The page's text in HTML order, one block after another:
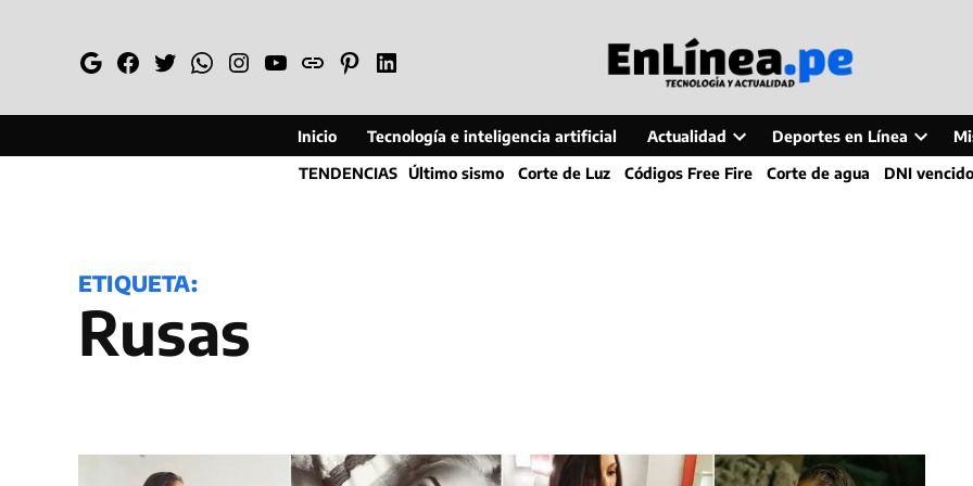
GoogleFacebook
TwitterWhatsapp
Instagram
YouTube
WebPinterestLinkedin
Inicio Tecnología e inteligencia artificial Actualidad
Open
dropdown
Deportes en Línea
Open
dropdown
TENDENCIAS Último sismo Corte de Luz Códigos Free Fire Corte de agua DNI vencido
ETIQUETA:
rusas